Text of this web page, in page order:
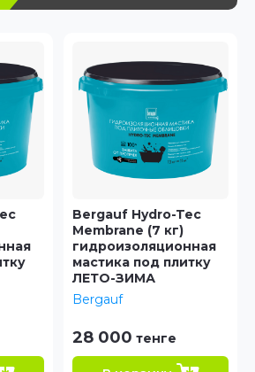
Bergauf Hydrolenta 10
м
Гидроизоляционная
лента
Bergauf
14 000 тенге